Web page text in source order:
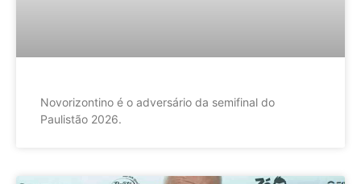
Novorizontino é o adversário da semifinal do
Paulistão 2026.